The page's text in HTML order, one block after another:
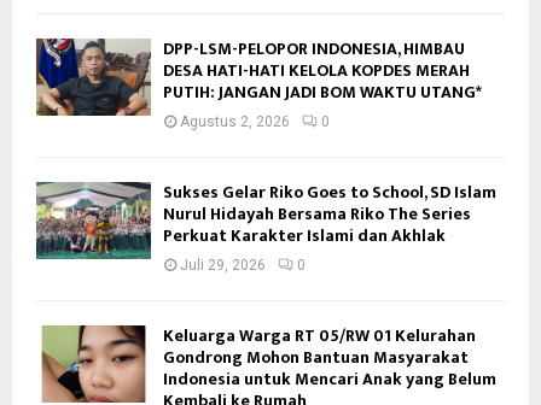
DPP-LSM-PELOPOR INDONESIA, HIMBAU
DESA HATI-HATI KELOLA KOPDES MERAH
PUTIH: JANGAN JADI BOM WAKTU UTANG*
Agustus 2, 2026 0
Sukses Gelar Riko Goes to School, SD Islam
Nurul Hidayah Bersama Riko The Series
Perkuat Karakter Islami dan Akhlak
Juli 29, 2026 0
Keluarga Warga RT 05/RW 01 Kelurahan
Gondrong Mohon Bantuan Masyarakat
Indonesia untuk Mencari Anak yang Belum